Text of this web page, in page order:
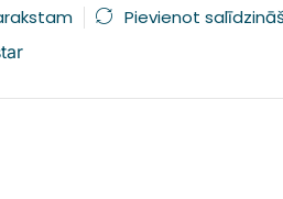
Pievienot